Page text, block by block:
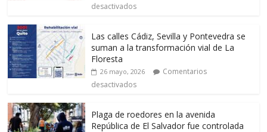
desactivados
Las calles Cádiz, Sevilla y Pontevedra se
suman a la transformación vial de La
Floresta
26 mayo, 2026
Comentarios
desactivados
Plaga de roedores en la avenida
República de El Salvador fue controlada